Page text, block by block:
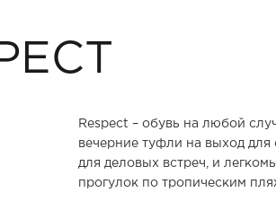
Respect – обувь на любой
вечерние туфли на выход для
для деловых встреч, и
прогулок по тропическим